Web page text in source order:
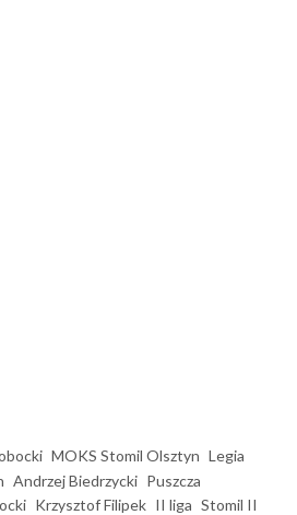
MOKS Stomil Olsztyn Legia
Andrzej Biedrzycki Puszcza
Krzysztof Filipek II liga Stomil II